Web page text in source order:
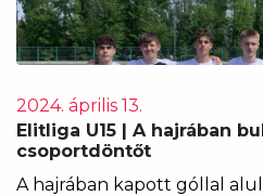
2024. április 13.
Elitliga U15 | A hajrában
csoportdöntőt
A hajrában kapott góllal